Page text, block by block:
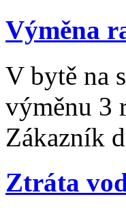
Výměna
V bytě na
výměnu 3
Zákazník
Ztráta